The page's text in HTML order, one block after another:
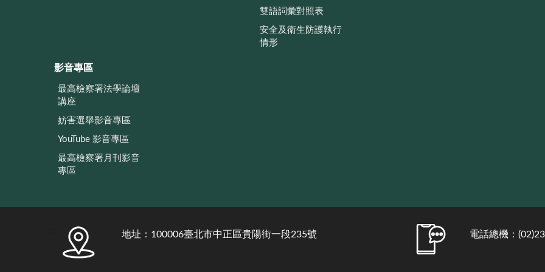
雙語詞彙對照表
安全及衛生防護執行
情形
影音專區
最高檢察署法學論壇
講座
妨害選舉影音專區
YouTube 影音專區
最高檢察署月刊影音
專區
地址：100006臺北市中正區貴陽街一段235號 電話總機：